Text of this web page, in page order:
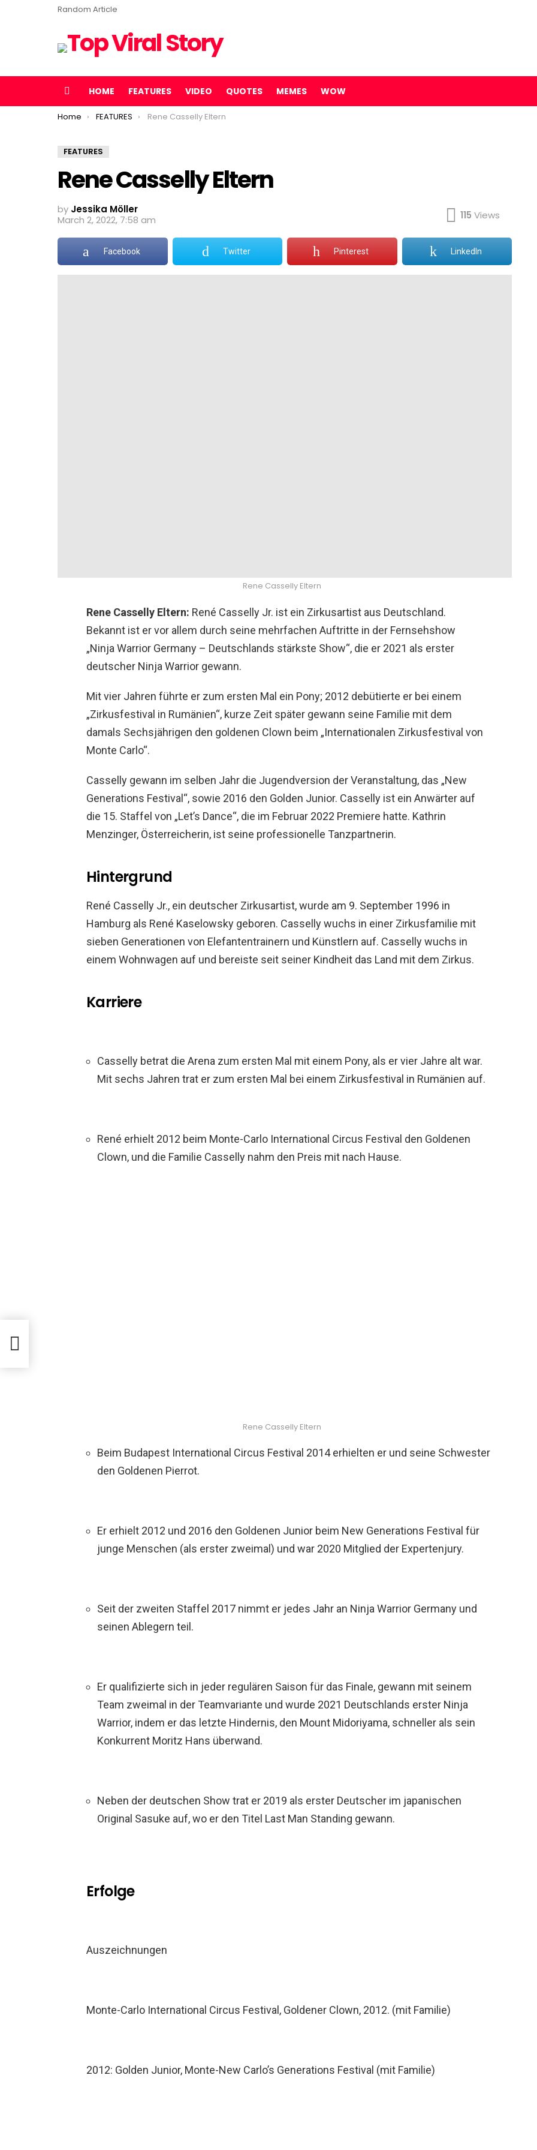
Random Article
HOME FEATURES VIDEO QUOTES MEMES WOW
You are here:
Home FEATURES Rene Casselly Eltern
FEATURES
Rene Casselly Eltern
by Jessika Möller
March 2, 2022, 7:58 am
115 Views
Facebook Twitter Pinterest LinkedIn
Rene Casselly Eltern
Rene Casselly Eltern: René Casselly Jr. ist ein Zirkusartist aus Deutschland.
Bekannt ist er vor allem durch seine mehrfachen Auftritte in der Fernsehshow
„Ninja Warrior Germany – Deutschlands stärkste Show“, die er 2021 als erster
deutscher Ninja Warrior gewann.
Mit vier Jahren führte er zum ersten Mal ein Pony; 2012 debütierte er bei einem
„Zirkusfestival in Rumänien“, kurze Zeit später gewann seine Familie mit dem
damals Sechsjährigen den goldenen Clown beim „Internationalen Zirkusfestival von
Monte Carlo“.
Casselly gewann im selben Jahr die Jugendversion der Veranstaltung, das „New
Generations Festival“, sowie 2016 den Golden Junior. Casselly ist ein Anwärter auf
die 15. Staffel von „Let’s Dance“, die im Februar 2022 Premiere hatte. Kathrin
Menzinger, Österreicherin, ist seine professionelle Tanzpartnerin.
Hintergrund
René Casselly Jr., ein deutscher Zirkusartist, wurde am 9. September 1996 in
Hamburg als René Kaselowsky geboren. Casselly wuchs in einer Zirkusfamilie mit
sieben Generationen von Elefantentrainern und Künstlern auf. Casselly wuchs in
einem Wohnwagen auf und bereiste seit seiner Kindheit das Land mit dem Zirkus.
Karriere
Casselly betrat die Arena zum ersten Mal mit einem Pony, als er vier Jahre alt war.
Mit sechs Jahren trat er zum ersten Mal bei einem Zirkusfestival in Rumänien auf.
René erhielt 2012 beim Monte-Carlo International Circus Festival den Goldenen
Clown, und die Familie Casselly nahm den Preis mit nach Hause.
Rene Casselly Eltern
Beim Budapest International Circus Festival 2014 erhielten er und seine Schwester
den Goldenen Pierrot.
Er erhielt 2012 und 2016 den Goldenen Junior beim New Generations Festival für
junge Menschen (als erster zweimal) und war 2020 Mitglied der Expertenjury.
Seit der zweiten Staffel 2017 nimmt er jedes Jahr an Ninja Warrior Germany und
seinen Ablegern teil.
Er qualifizierte sich in jeder regulären Saison für das Finale, gewann mit seinem
Team zweimal in der Teamvariante und wurde 2021 Deutschlands erster Ninja
Warrior, indem er das letzte Hindernis, den Mount Midoriyama, schneller als sein
Konkurrent Moritz Hans überwand.
Neben der deutschen Show trat er 2019 als erster Deutscher im japanischen
Original Sasuke auf, wo er den Titel Last Man Standing gewann.
Erfolge
Auszeichnungen
Monte-Carlo International Circus Festival, Goldener Clown, 2012. (mit Familie)
2012: Golden Junior, Monte-New Carlo’s Generations Festival (mit Familie)